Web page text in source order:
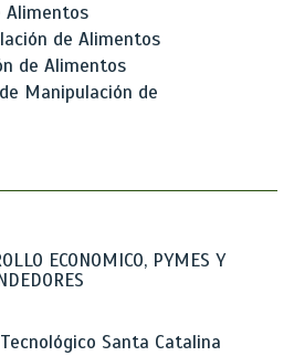
Alimentos
de Alimentos
de Alimentos
Manipulación de
ECONOMICO, PYMES Y
Santa Catalina